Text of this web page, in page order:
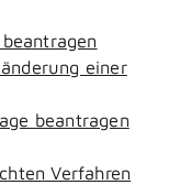
einer
beantragen
Verfahren